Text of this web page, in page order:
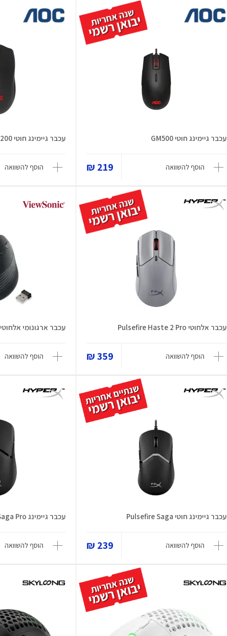
עכבר גיימינג חוטי GM500
הוסף להשוואה 219 ₪
עכבר גיימינג חוטי GM200
הוסף להשוואה
עכבר אלחוטי Pulsefire Haste 2 Pro
הוסף להשוואה 359 ₪
עכבר ארגונומי אלחוטי MW614
הוסף להשוואה
עכבר גיימינג חוטי Pulsefire Saga
הוסף להשוואה 239 ₪
עכבר גיימינג Pulsefire Saga Pro
הוסף להשוואה